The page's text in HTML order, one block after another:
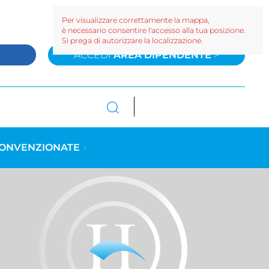
ACCEDIAREA DIPENDENTE>
Per visualizzare correttamente la mappa,
è necessario consentire l'accesso alla tua posizione.
Si prega di autorizzare la localizzazione.